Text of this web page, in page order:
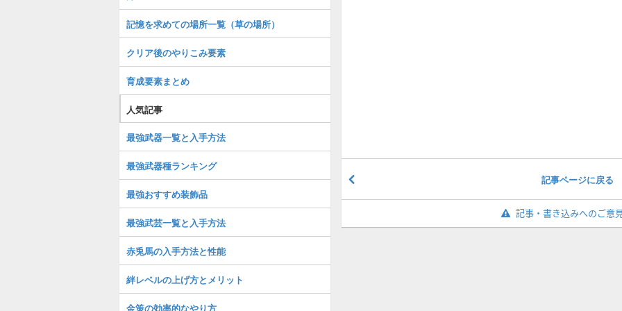
記事ページに戻る
記事・書き込みへのご意
記憶を求めての場所一覧（草の場所）
クリア後のやりこみ要素
育成要素まとめ
人気記事
最強武器一覧と入手方法
最強武器種ランキング
最強おすすめ装飾品
最強武芸一覧と入手方法
赤兎馬の入手方法と性能
絆レベルの上げ方とメリット
金策の効率的なやり方